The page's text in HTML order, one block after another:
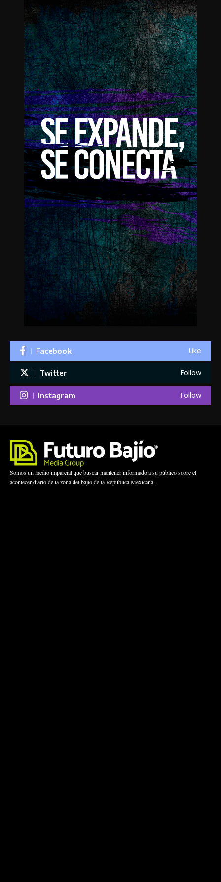
Facebook Like
Twitter Follow
Instagram Follow
Somos un medio imparcial que buscar mantener informado a su público sobre el
acontecer diario de la zona del bajío de la República Mexicana.